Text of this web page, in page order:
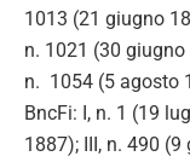
1013 (21 giugno
n. 1021 (30 giugno
n. 1054 (5 agosto
BncFi: I, n. 1 (19
1887); III, n. 490